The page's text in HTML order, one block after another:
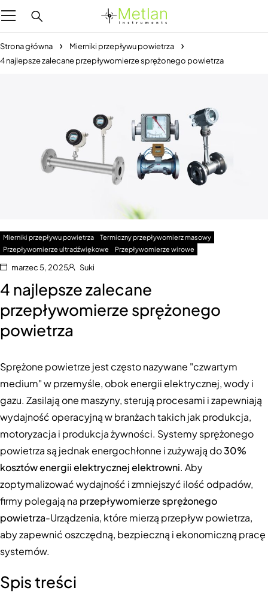
Strona główna
Mierniki przepływu powietrza
4 najlepsze zalecane przepływomierze sprężonego powietrza
Mierniki przepływu powietrza
Termiczny przepływomierz masowy
Przepływomierze ultradźwiękowe
Przepływomierze wirowe
marzec 5, 2025 Suki
4 najlepsze zalecane
przepływomierze sprężonego
powietrza
Sprężone powietrze jest często nazywane "czwartym
medium" w przemyśle, obok energii elektrycznej, wody i
gazu. Zasilają one maszyny, sterują procesami i zapewniają
wydajność operacyjną w branżach takich jak produkcja,
motoryzacja i produkcja żywności. Systemy sprężonego
powietrza są jednak energochłonne i zużywają do30%
kosztów energii elektrycznej elektrowni. Aby
zoptymalizować wydajność i zmniejszyć ilość odpadów,
firmy polegają na przepływomierze sprężonego
powietrza-Urządzenia, które mierzą przepływ powietrza,
aby zapewnić oszczędną, bezpieczną i ekonomiczną pracę
systemów.
Spis treści